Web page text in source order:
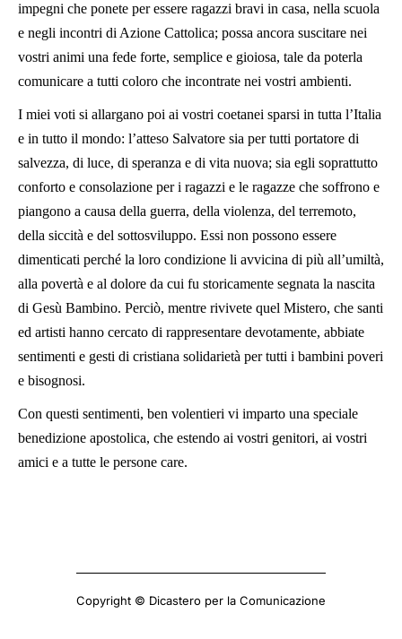
impegni che ponete per essere ragazzi bravi in casa, nella scuola
e negli incontri di Azione Cattolica; possa ancora suscitare nei
vostri animi una fede forte, semplice e gioiosa, tale da poterla
comunicare a tutti coloro che incontrate nei vostri ambienti.
I miei voti si allargano poi ai vostri coetanei sparsi in tutta l’Italia
e in tutto il mondo: l’atteso Salvatore sia per tutti portatore di
salvezza, di luce, di speranza e di vita nuova; sia egli soprattutto
conforto e consolazione per i ragazzi e le ragazze che soffrono e
piangono a causa della guerra, della violenza, del terremoto,
della siccità e del sottosviluppo. Essi non possono essere
dimenticati perché la loro condizione li avvicina di più all’umiltà,
alla povertà e al dolore da cui fu storicamente segnata la nascita
di Gesù Bambino. Perciò, mentre rivivete quel Mistero, che santi
ed artisti hanno cercato di rappresentare devotamente, abbiate
sentimenti e gesti di cristiana solidarietà per tutti i bambini poveri
e bisognosi.
Con questi sentimenti, ben volentieri vi imparto una speciale
benedizione apostolica, che estendo ai vostri genitori, ai vostri
amici e a tutte le persone care.
Copyright © Dicastero per la Comunicazione